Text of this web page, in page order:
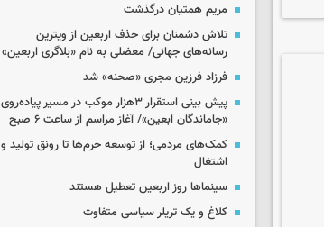
مریم همتیان درگذشت
تلاش دشمنان برای حذف اربعین از ویترین
رسانه‌های جهانی/ معضلی به نام «بلاگری اربعین»
فرزاد فرزین مجری «صحنه» شد
پیش بینی استقرار ۳هزار موکب در مسیر پیاده‌روی
«جاماندگان ابعین»/ آغاز مراسم از ساعت ۶ صبح
کمک‌های مردمی؛ از توسعه حرم‌ها تا رونق تولید و
اشتغال
سینماها روز اربعین تعطیل هستند
کلاغ و یک تریلر سیاسی متفاوت